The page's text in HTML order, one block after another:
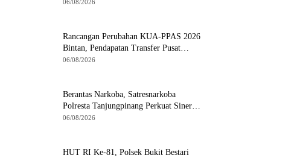
06/08/2026
Rancangan Perubahan KUA-PPAS 2026
Bintan, Pendapatan Transfer Pusat
Diproyeksi Naik Rp1,41 Miliar
06/08/2026
Berantas Narkoba, Satresnarkoba
Polresta Tanjungpinang Perkuat Sinergi
dengan Jasa Ekspedisi
06/08/2026
HUT RI Ke-81, Polsek Bukit Bestari